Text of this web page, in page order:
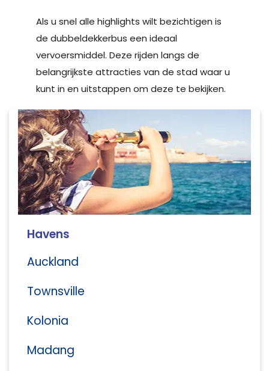
Als u snel alle highlights wilt bezichtigen is
de dubbeldekkerbus een ideaal
vervoersmiddel. Deze rijden langs de
belangrijkste attracties van de stad waar u
kunt in en uitstappen om deze te bekijken.
Havens
Auckland
Townsville
Kolonia
Madang